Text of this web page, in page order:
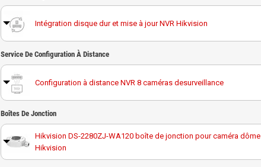
Intégration disque dur et mise à jour NVR Hikvision
Service De Configuration À Distance
Configuration à distance NVR 8 caméras desurveillance
Boîtes De Jonction
Hikvision DS-2280ZJ-WA120 boîte de jonction pour caméra dôme
Hikvision